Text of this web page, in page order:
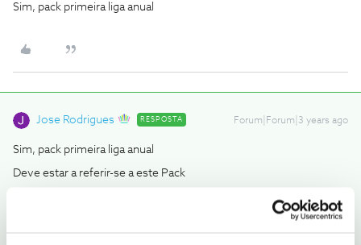
Sim, pack primeira liga anual
Jose Rodrigues RESPOSTA Forum|Forum|3 years ago
Sim, pack primeira liga anual
Deve estar a referir-se a este Pack